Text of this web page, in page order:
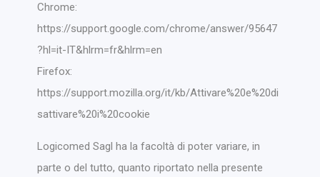
Chrome:
https://support.google.com/chrome/answer/95647
?hl=it-IT&hlrm=fr&hlrm=en
Firefox:
https://support.mozilla.org/it/kb/Attivare%20e%20di
sattivare%20i%20cookie
Logicomed Sagl ha la facoltà di poter variare, in
parte o del tutto, quanto riportato nella presente